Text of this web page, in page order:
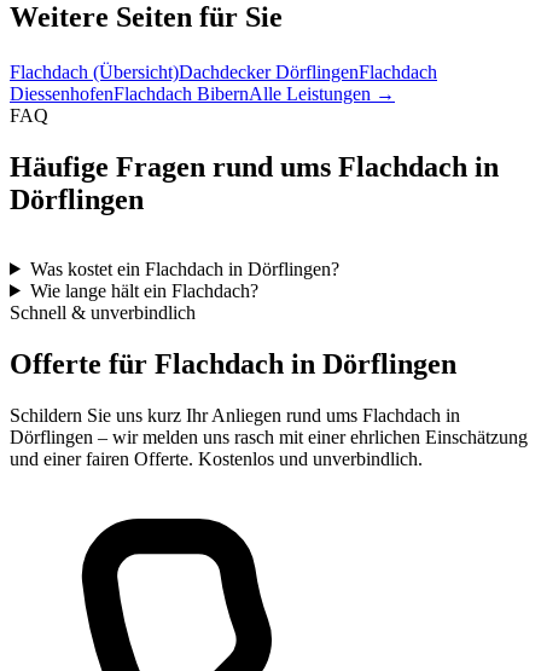
Weitere Seiten für Sie
Flachdach (Übersicht)Dachdecker DörflingenFlachdach
DiessenhofenFlachdach BibernAlle Leistungen →
FAQ
Häufige Fragen rund ums Flachdach in
Dörflingen
Was kostet ein Flachdach in Dörflingen?
Wie lange hält ein Flachdach?
Schnell & unverbindlich
Offerte für Flachdach in Dörflingen
Schildern Sie uns kurz Ihr Anliegen rund ums Flachdach in
Dörflingen – wir melden uns rasch mit einer ehrlichen Einschätzung
und einer fairen Offerte. Kostenlos und unverbindlich.